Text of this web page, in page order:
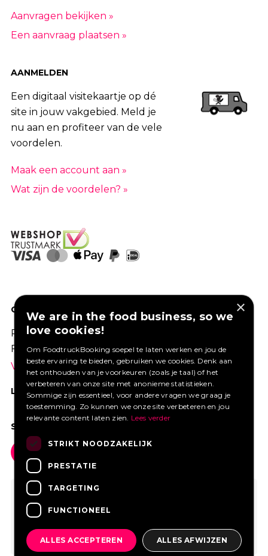
Aanvragen bekijken »
Een aanvraag plaatsen »
AANMELDEN
Een digitaal visitekaartje op dé
site in jouw vakgebied. Meld je
nu aan en profiteer van de vele
voordelen.
Maak een account aan »
Wat zijn de voordelen? »
GOED VERZEKERD ONDERNEMEN?
Profiteer van een aantrekkelijke premie via
Foodtruckbooking.
Vraag een offerte aan.
LIKE ONS OP FACEBOOK
SOCIAL MEDIA
×
We are in the food business, so we
love cookies!
Om FoodtruckBooking soepel te laten werken en jou de
beste ervaring te bieden, gebruiken we cookies. Denk aan
het onthouden van je voorkeuren (zoals je taal) of het
verbeteren van onze site met anonieme statistieken.
Sommige zijn essentieel, voor andere vragen we graag je
toestemming. Zo kunnen we onze site verbeteren en jou
relevante content laten zien. Lees verder
STRIKT NOODZAKELIJK
PRESTATIE
TARGETING
FUNCTIONEEL
ALLES ACCEPTEREN ALLES AFWIJZEN